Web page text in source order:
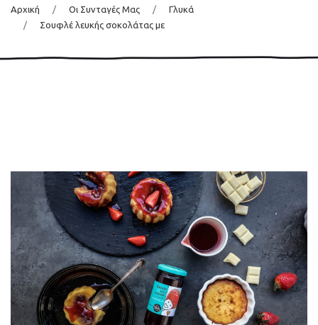
Αρχική / Οι Συνταγές Μας /
Γλυκά
/
Σουφλέ λευκής σοκολάτας με